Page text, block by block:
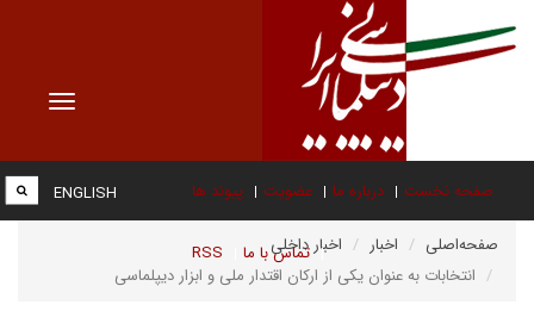
Toggle
صفحه نخست درباره ما عضویت پیوند ها
تماس با ما RSS
ENGLISH
صفحه‌اصلی اخبار
اخبار داخلی
انتخابات به عنوان یکی از ارکان اقتدار ملی و ابزار دیپلماسی